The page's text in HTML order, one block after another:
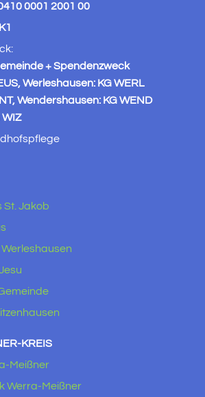
0001 2001 00
+ Spendenzweck
Werleshausen: KG WERL
Wendershausen: KG WEND
WIZ
St. Jakob
KREIS
Meißner
Werra-Meißner